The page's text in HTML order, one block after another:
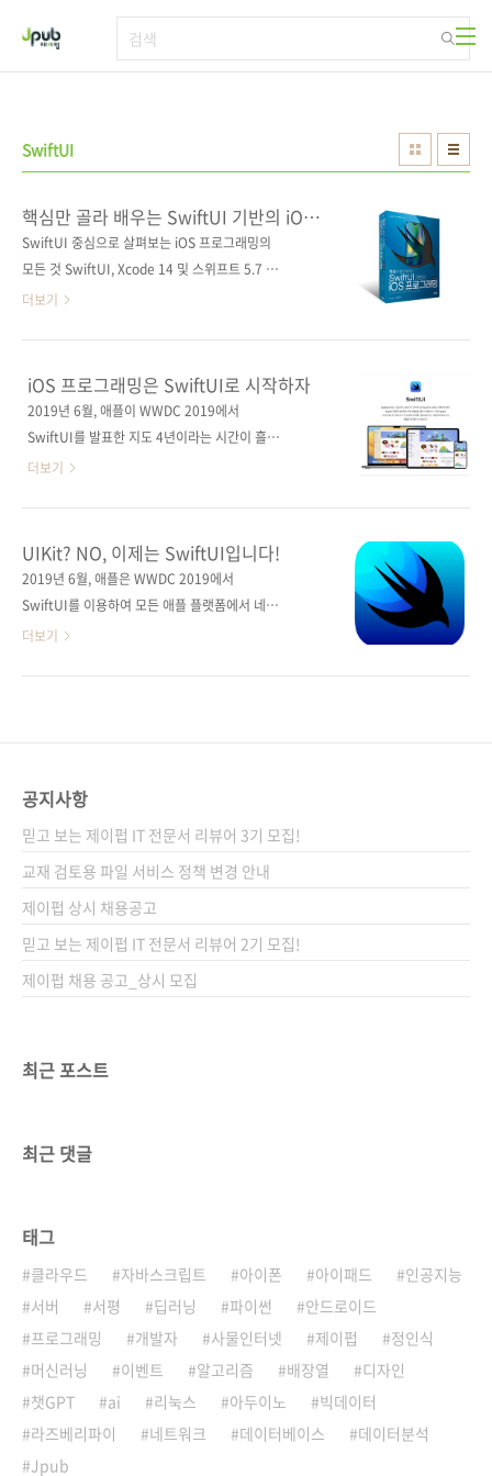
SwiftUI
핵심만 골라 배우는 SwiftUI 기반의 iOS
프로그래밍(개정증보판)
SwiftUI 중심으로 살펴보는 iOS 프로그래밍의
모든 것 SwiftUI, Xcode 14 및 스위프트 5.7 프
로그래밍 언어를 사용하여 iOS 16 애플리케이
한다. 데이터 타입, 제어문, 함수 등 스위프트 언
어 기초부터 시작해 Xcode의 SwiftUI 개발 모
드를 통해 SwiftUI와 프로젝트 구조의 주요 개
방법도 배운다. 나아가 그래픽, 차트 그리기, 사
용자 인터페이스 애니메이션, 뷰 전환, 제스처 처
밍의 대부분을 다루고, 완성된 앱을 패키징하고
앱 스토어에 업로드하는 방법까지 설명한다. 앱
개발부터..
더보기
iOS 프로그래밍은 SwiftUI로 시작하자
2019년 6월, 애플이 WWDC 2019에서
SwiftUI를 발표한 지도 4년이라는 시간이 흘렀
습니다. SwiftUI는 해를 거듭하면서 더욱 단단
아니지만, SwiftUI를 빼고는 설명할 수 없을 정
도까지 중요한 방법으로 자리매김했습니다. 애
플에서도 처음 iOS 프로그래밍을 배울 때
스위프트 언어의 장점을 살리며, 단 한 번의 개발
로 모든 애플 플랫폼에서 동작이 가능한 애플리
더보기
UIKit? NO, 이제는 SwiftUI입니다!
2019년 6월, 애플은 WWDC 2019에서
SwiftUI를 이용하여 모든 애플 플랫폼에서 네이
티브 앱을 쉽게 구축할 수 있는 방법을 발표하였
을 제시했는데, 그게 바로 SwiftUI입니다.
하는 문구로 대신합니다. SwiftUI는 Swift의 성
능을 바탕으로 모든 Apple 플랫폼에서 사용자
인터페이스를 구축할 수 있는 혁신적이고 간소
화된 방법입니다. 단 하나의 도구 구성 및 API를
통해 모든 App..
더보기
공지사항
믿고 보는 제이펍 IT 전문서 리뷰어 3기 모집!
교재 검토용 파일 서비스 정책 변경 안내
제이펍 상시 채용공고
믿고 보는 제이펍 IT 전문서 리뷰어 2기 모집!
제이펍 채용 공고_상시 모집
최근 포스트
최근 댓글
태그
클라우드 자바스크립트 아이폰 아이패드
인공지능
서버
서평 딥러닝 파이썬
안드로이드
프로그래밍
개발자 사물인터넷 제이펍
정인식
머신러닝
이벤트 알고리즘 배장열
디자인
챗GPT
ai 리눅스 아두이노
빅데이터
라즈베리파이
네트워크 데이터베이스
데이터분석
Jpub